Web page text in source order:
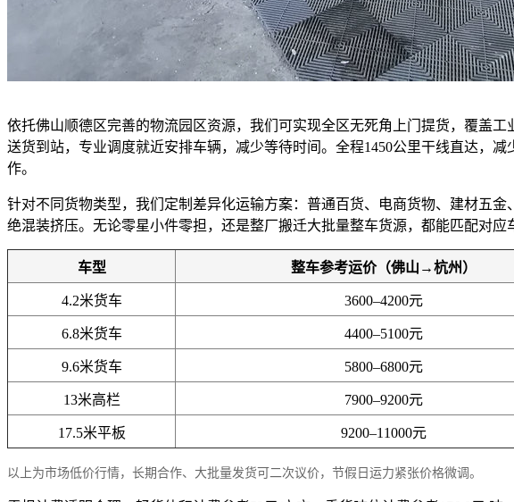
依托佛山顺德区完善的物流园区资源，我们可实现全区无死角上门提货，覆盖
送货到站，专业调度就近安排车辆，减少等待时间。全程1450公里干线直达，
作。
针对不同货物类型，我们定制差异化运输方案：普通百货、电商货物、建材五
绝混装挤压。无论零星小件零担，还是整厂搬迁大批量整车货源，都能匹配对应
车型 整车参考运价（佛山→杭州）
4.2米货车 3600–4200元
6.8米货车 4400–5100元
9.6米货车 5800–6800元
13米高栏 7900–9200元
17.5米平板 9200–11000元
以上为市场低价行情，长期合作、大批量发货可二次议价，节假日运力紧张价格微调。